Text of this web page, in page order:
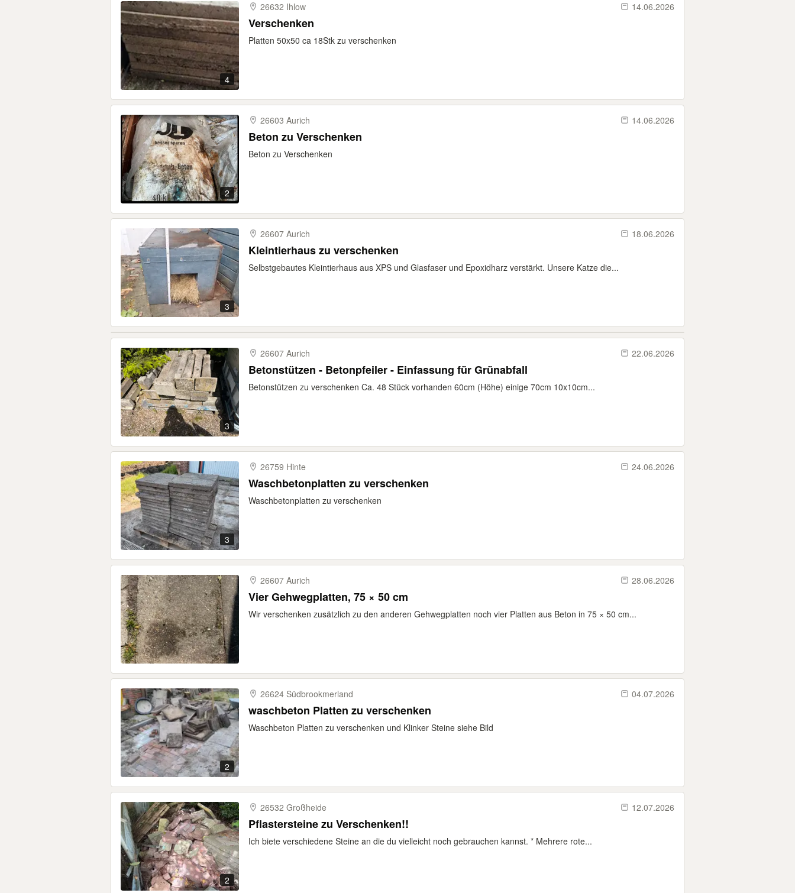
4
26632 Ihlow 14.06.2026
Verschenken
Platten 50x50 ca 18Stk zu verschenken
2
26603 Aurich 14.06.2026
Beton zu Verschenken
Beton zu Verschenken
3
26607 Aurich 18.06.2026
Kleintierhaus zu verschenken
Selbstgebautes Kleintierhaus aus XPS und Glasfaser und Epoxidharz verstärkt. Unsere Katze die...
3
26607 Aurich 22.06.2026
Betonstützen - Betonpfeiler - Einfassung für Grünabfall
Betonstützen zu verschenken Ca. 48 Stück vorhanden 60cm (Höhe) einige 70cm 10x10cm...
3
26759 Hinte 24.06.2026
Waschbetonplatten zu verschenken
Waschbetonplatten zu verschenken
26607 Aurich 28.06.2026
Vier Gehwegplatten, 75 × 50 cm
Wir verschenken zusätzlich zu den anderen Gehwegplatten noch vier Platten aus Beton in 75 × 50 cm...
2
26624 Südbrookmerland 04.07.2026
waschbeton Platten zu verschenken
Waschbeton Platten zu verschenken und Klinker Steine siehe Bild
2
26532 Großheide 12.07.2026
Pflastersteine zu Verschenken!!
Ich biete verschiedene Steine an die du vielleicht noch gebrauchen kannst. * Mehrere rote...